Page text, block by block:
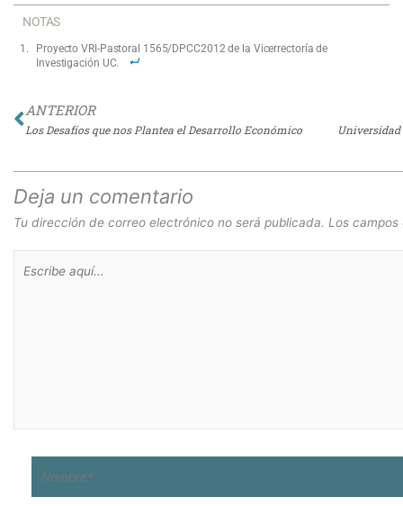
NOTAS
Proyecto VRI-Pastoral 1565/DPCC2012 de la Vicerrectoría de
Investigación UC.
Ant
ANTERIOR
Los Desafíos que nos Plantea el Desarrollo Económico
Deja un comentario
Tu dirección de correo electrónico no será publicada. Los
aquí...